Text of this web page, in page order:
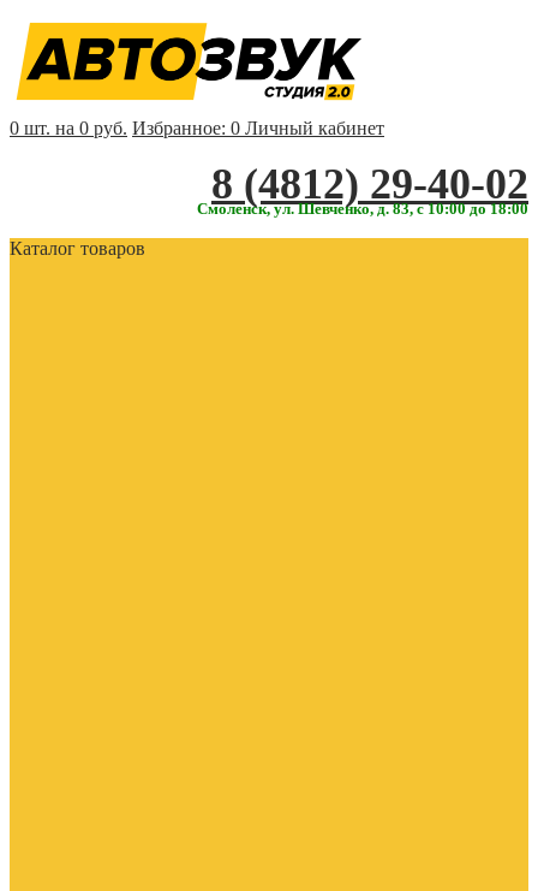
0 шт. на 0 руб. Избранное: 0 Личный кабинет
‎‎8 (4812) 29-40-02
Смоленск, ул. Шевченко, д. 83, с 10:00 до 18:00
Каталог товаров